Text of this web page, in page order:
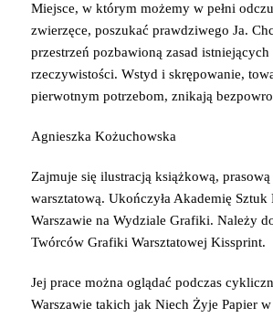
Miejsce, w którym możemy w pełni
zwierzęce, poszukać prawdziwego Ja.
przestrzeń pozbawioną zasad istniejących
rzeczywistości. Wstyd i skrępowanie,
pierwotnym potrzebom, znikają
Agnieszka Kożuchowska
Zajmuje się ilustracją książkową,
warsztatową. Ukończyła Akademię Sztuk
Warszawie na Wydziale Grafiki. Należy
Twórców Grafiki Warsztatowej Kissprint.
Jej prace można oglądać podczas
Warszawie takich jak Niech Żyje Papier